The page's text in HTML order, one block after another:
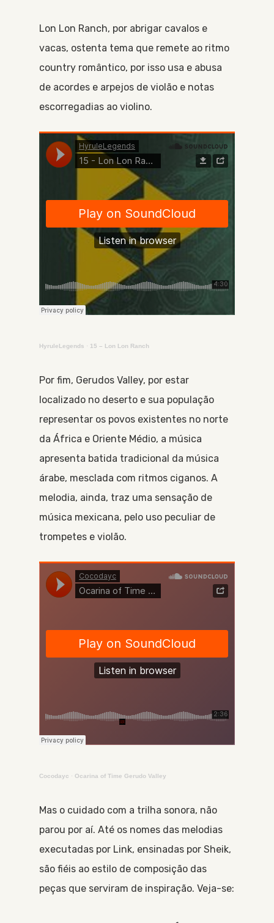
Lon Lon Ranch, por abrigar cavalos e
vacas, ostenta tema que remete ao ritmo
country romântico, por isso usa e abusa
de acordes e arpejos de violão e notas
escorregadias ao violino.
HyruleLegends · 15 – Lon Lon Ranch
Por fim, Gerudos Valley, por estar
localizado no deserto e sua população
representar os povos existentes no norte
da África e Oriente Médio, a música
apresenta batida tradicional da música
árabe, mesclada com ritmos ciganos. A
melodia, ainda, traz uma sensação de
música mexicana, pelo uso peculiar de
trompetes e violão.
Cocodayc ·Ocarina of Time Gerudo Valley
Mas o cuidado com a trilha sonora, não
parou por aí. Até os nomes das melodias
executadas por Link, ensinadas por Sheik,
são fiéis ao estilo de composição das
peças que serviram de inspiração. Veja-se: